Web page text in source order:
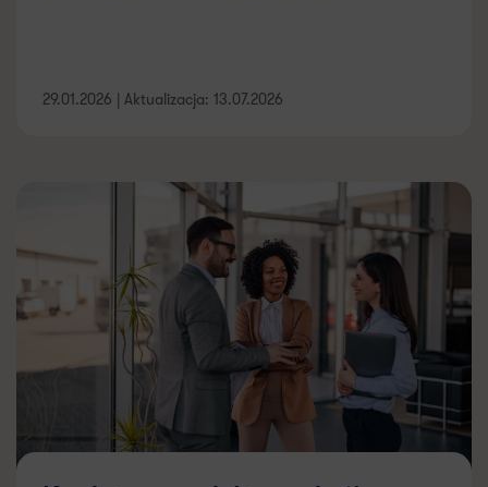
29.01.2026 | Aktualizacja: 13.07.2026